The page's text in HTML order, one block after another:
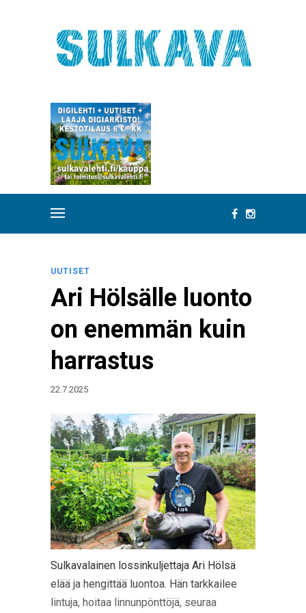
UUTISET
Ari Hölsälle luonto
on enemmän kuin
harrastus
22.7.2025
Sulkavalainen lossinkuljettaja Ari Hölsä
elää ja hengittää luontoa. Hän tarkkailee
lintuja, hoitaa linnunpönttöjä, seuraa